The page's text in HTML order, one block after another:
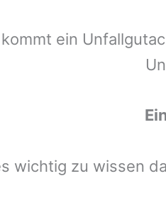
ein
wichtig zu wissen